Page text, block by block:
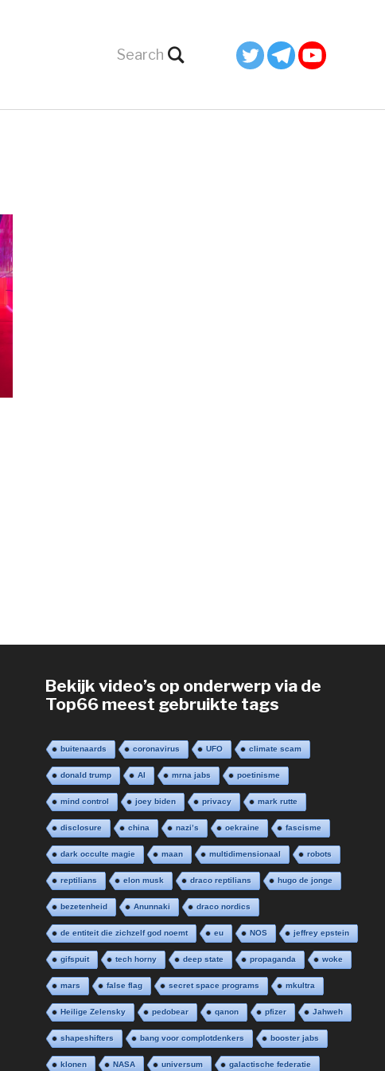
Bekijk video’s op onderwerp via de
Top66 meest gebruikte tags
buitenaards coronavirus UFO climate scam
donald trump AI mrna jabs poetinisme
mind control joey biden privacy mark rutte
disclosure china nazi’s oekraine fascisme
dark occulte magie maan multidimensionaal robots
reptilians elon musk draco reptilians hugo de jonge
bezetenheid Anunnaki draco nordics
de entiteit die zichzelf god noemt eu NOS jeffrey epstein
gifspuit tech horny deep state propaganda woke
mars false flag secret space programs mkultra
Heilige Zelensky pedobear qanon pfizer Jahweh
shapeshifters bang voor complotdenkers booster jabs
klonen NASA universum galactische federatie